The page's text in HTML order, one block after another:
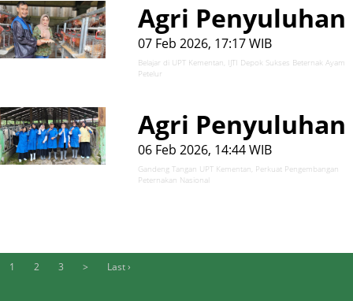
Agri Penyuluhan
07 Feb 2026, 17:17 WIB
Belajar di UPT Kementan, IJTI Depok Sukses Beternak Ayam
Petelur
Agri Penyuluhan
06 Feb 2026, 14:44 WIB
Gandeng Tangan UPT Kementan, Perkuat Pengembangan
Peternakan Nasional
1 2 3 > Last ›